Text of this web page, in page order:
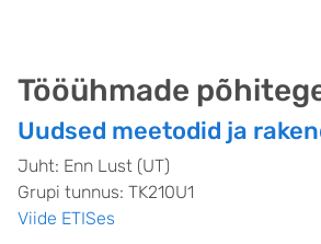
Tööühmade
Uudsed meetodid ja
Juht: Enn Lust (UT)
Grupi tunnus: TK210U1
Viide ETISes